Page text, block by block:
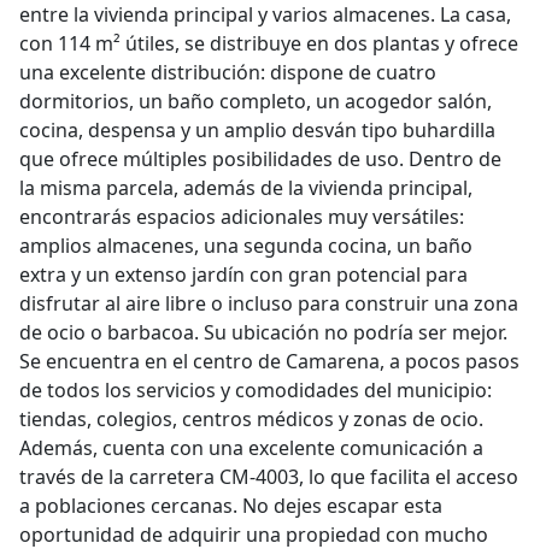
entre la vivienda principal y varios almacenes. La casa,
con 114 m² útiles, se distribuye en dos plantas y ofrece
una excelente distribución: dispone de cuatro
dormitorios, un baño completo, un acogedor salón,
cocina, despensa y un amplio desván tipo buhardilla
que ofrece múltiples posibilidades de uso. Dentro de
la misma parcela, además de la vivienda principal,
encontrarás espacios adicionales muy versátiles:
amplios almacenes, una segunda cocina, un baño
extra y un extenso jardín con gran potencial para
disfrutar al aire libre o incluso para construir una zona
de ocio o barbacoa. Su ubicación no podría ser mejor.
Se encuentra en el centro de Camarena, a pocos pasos
de todos los servicios y comodidades del municipio:
tiendas, colegios, centros médicos y zonas de ocio.
Además, cuenta con una excelente comunicación a
través de la carretera CM-4003, lo que facilita el acceso
a poblaciones cercanas. No dejes escapar esta
oportunidad de adquirir una propiedad con mucho